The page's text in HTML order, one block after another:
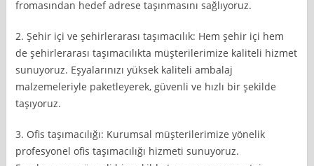
fromasından hedef adrese taşınmasını sağlıyoruz.
2. Şehir içi ve şehirlerarası taşımacılık: Hem şehir içi hem
de şehirlerarası taşımacılıkta müşterilerimize kaliteli hizmet
sunuyoruz. Eşyalarınızı yüksek kaliteli ambalaj
malzemeleriyle paketleyerek, güvenli ve hızlı bir şekilde
taşıyoruz.
3. Ofis taşımacılığı: Kurumsal müşterilerimize yönelik
profesyonel ofis taşımacılığı hizmeti sunuyoruz.